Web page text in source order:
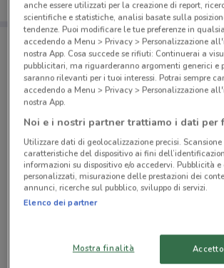
Negozi Unieuro a Motta Di Livenza
© MapTiler ©
Via Beverino - (Uscita 2 Gra), 6 (Via
Angolo Torrevecchia) Roma
anche essere utilizzati per la creazione di report,
scientifiche e statistiche, analisi basate sulla
tendenze. Puoi modificare le tue preferenze in
accedendo a Menu > Privacy > Personalizzazione
nostra App. Cosa succede se rifiuti: Continuerai a
pubblicitari, ma riguarderanno argomenti generici e
saranno rilevanti per i tuoi interessi. Potrai sempre
accedendo a Menu > Privacy > Personalizzazione
nostra App.
Noi e i nostri partner trattiamo i dati per
Utilizzare dati di geolocalizzazione precisi.
caratteristiche del dispositivo ai fini
informazioni su dispositivo e/o accedervi. Pubblicità
personalizzati, misurazione delle prestazioni dei
annunci, ricerche sul pubblico, sviluppo di servizi.
Elenco dei partner
Mostra finalità Accetto